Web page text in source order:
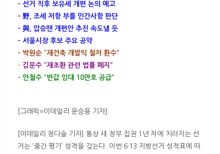
– 선거 직후 보유세 개편 논의 예고
– 野, 조세 저항 부를 민간사항 판단
– 與, 압승땐 개편안 추진 속도낼 듯
– 서울시장 후보 주요 공약
– 박원순 “재건축 개발익 철저 환수”
– 김문수 “재초환 관련 법률 폐지”
– 안철수 “반값 임대 10만호 공급”
[그래픽=이데일리 문승용 기자]
[이데일리 정다슬 기자] 통상 새 정부 집권 1년 차에 치러지는 선
거는 ‘중간 평가’ 성격을 갖는다. 이번 6·13 지방선거 성적표에 따